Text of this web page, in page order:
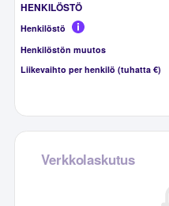
HENKILÖSTÖ
Henkilöstö
Henkilöstön muutos
Liikevaihto per henkilö (tuhatta €)
Verkkolaskutus